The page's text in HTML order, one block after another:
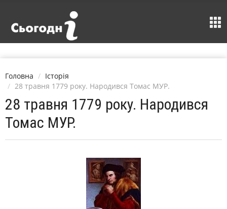
Головна
Історія
28 травня 1779 року. Народився Томас МУР.
28 травня 1779 року. Народився
Томас МУР.